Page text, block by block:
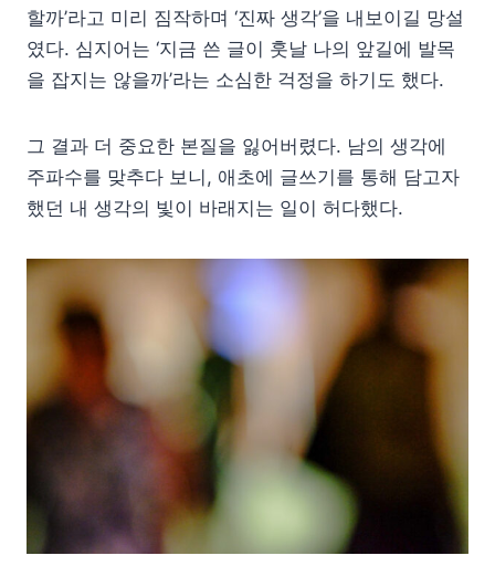
할까’라고 미리 짐작하며 ‘진짜 생각’을 내보이길 망설
였다. 심지어는 ‘지금 쓴 글이 훗날 나의 앞길에 발목
을 잡지는 않을까’라는 소심한 걱정을 하기도 했다.
그 결과 더 중요한 본질을 잃어버렸다. 남의 생각에
주파수를 맞추다 보니, 애초에 글쓰기를 통해 담고자
했던 내 생각의 빛이 바래지는 일이 허다했다.